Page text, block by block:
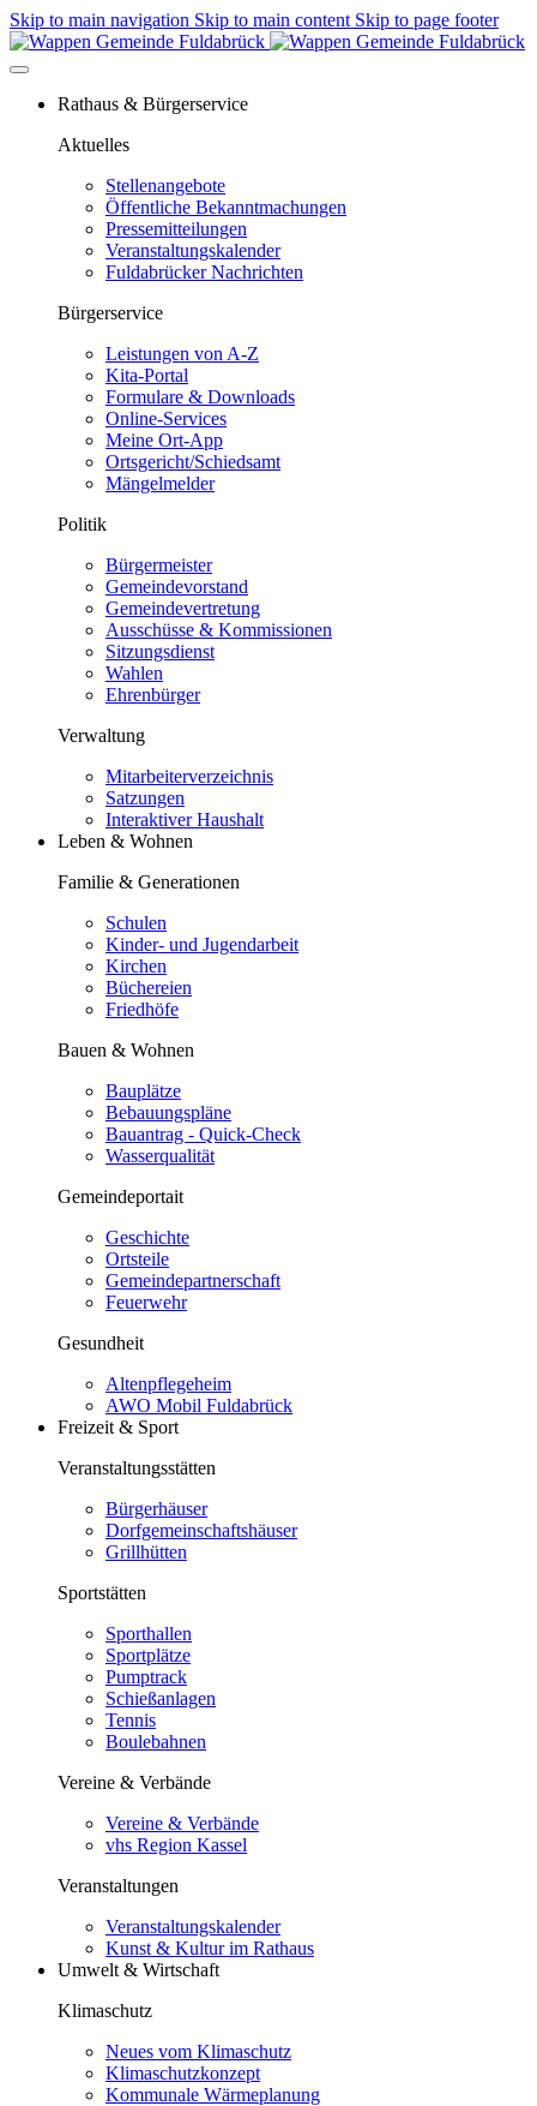
Skip to main navigation Skip to main content Skip to page footer
Rathaus & Bürgerservice
Aktuelles
Stellenangebote
Öffentliche Bekanntmachungen
Pressemitteilungen
Veranstaltungskalender
Fuldabrücker Nachrichten
Bürgerservice
Leistungen von A-Z
Kita-Portal
Formulare & Downloads
Online-Services
Meine Ort-App
Ortsgericht/Schiedsamt
Mängelmelder
Politik
Bürgermeister
Gemeindevorstand
Gemeindevertretung
Ausschüsse & Kommissionen
Sitzungsdienst
Wahlen
Ehrenbürger
Verwaltung
Mitarbeiterverzeichnis
Satzungen
Interaktiver Haushalt
Leben & Wohnen
Familie & Generationen
Schulen
Kinder- und Jugendarbeit
Kirchen
Büchereien
Friedhöfe
Bauen & Wohnen
Bauplätze
Bebauungspläne
Bauantrag - Quick-Check
Wasserqualität
Gemeindeportait
Geschichte
Ortsteile
Gemeindepartnerschaft
Feuerwehr
Gesundheit
Altenpflegeheim
AWO Mobil Fuldabrück
Freizeit & Sport
Veranstaltungsstätten
Bürgerhäuser
Dorfgemeinschaftshäuser
Grillhütten
Sportstätten
Sporthallen
Sportplätze
Pumptrack
Schießanlagen
Tennis
Boulebahnen
Vereine & Verbände
Vereine & Verbände
vhs Region Kassel
Veranstaltungen
Veranstaltungskalender
Kunst & Kultur im Rathaus
Umwelt & Wirtschaft
Klimaschutz
Neues vom Klimaschutz
Klimaschutzkonzept
Kommunale Wärmeplanung